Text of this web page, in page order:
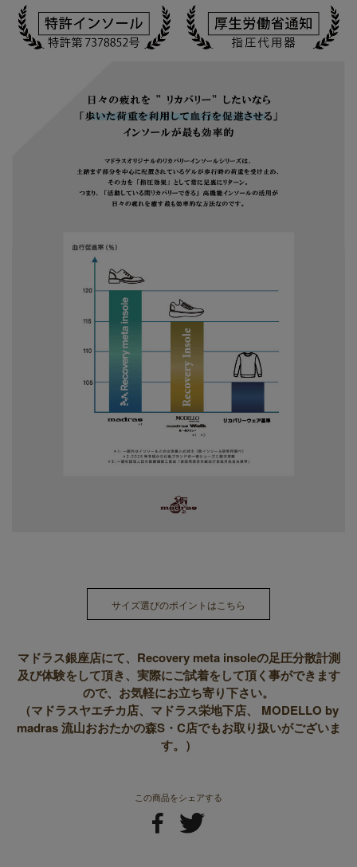
この商品をシェアする
サイズ選びのポイントはこちら
マドラス銀座店にて、Recovery meta insoleの足圧分散計測
及び体験をして頂き、実際にご試着をして頂く事ができます
ので、お気軽にお立ち寄り下さい。
（マドラスヤエチカ店、マドラス栄地下店、 MODELLO by
madras 流山おおたかの森S・C店でもお取り扱いがございま
す。）